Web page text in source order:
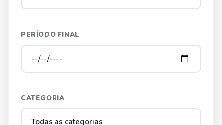
PERÍODO FINAL
CATEGORIA